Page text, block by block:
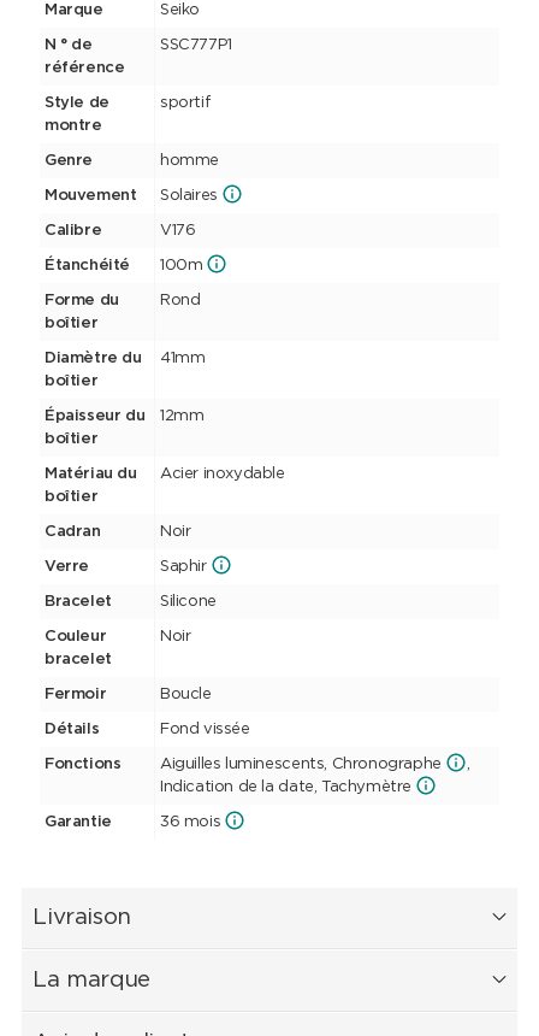
Marque Seiko
N ° de
référence
SSC777P1
Style de
montre
sportif
Genre homme
Mouvement Solaires
Calibre V176
Étanchéité 100m
Forme du
boîtier
Rond
Diamètre du
boîtier
41mm
Épaisseur du
boîtier
12mm
Matériau du
boîtier
Acier inoxydable
Cadran Noir
Verre Saphir
Bracelet Silicone
Couleur
bracelet
Noir
Fermoir Boucle
Détails Fond vissée
Fonctions Aiguilles luminescents, Chronographe
,
Indication de la date, Tachymètre
Garantie 36 mois
Livraison
La marque